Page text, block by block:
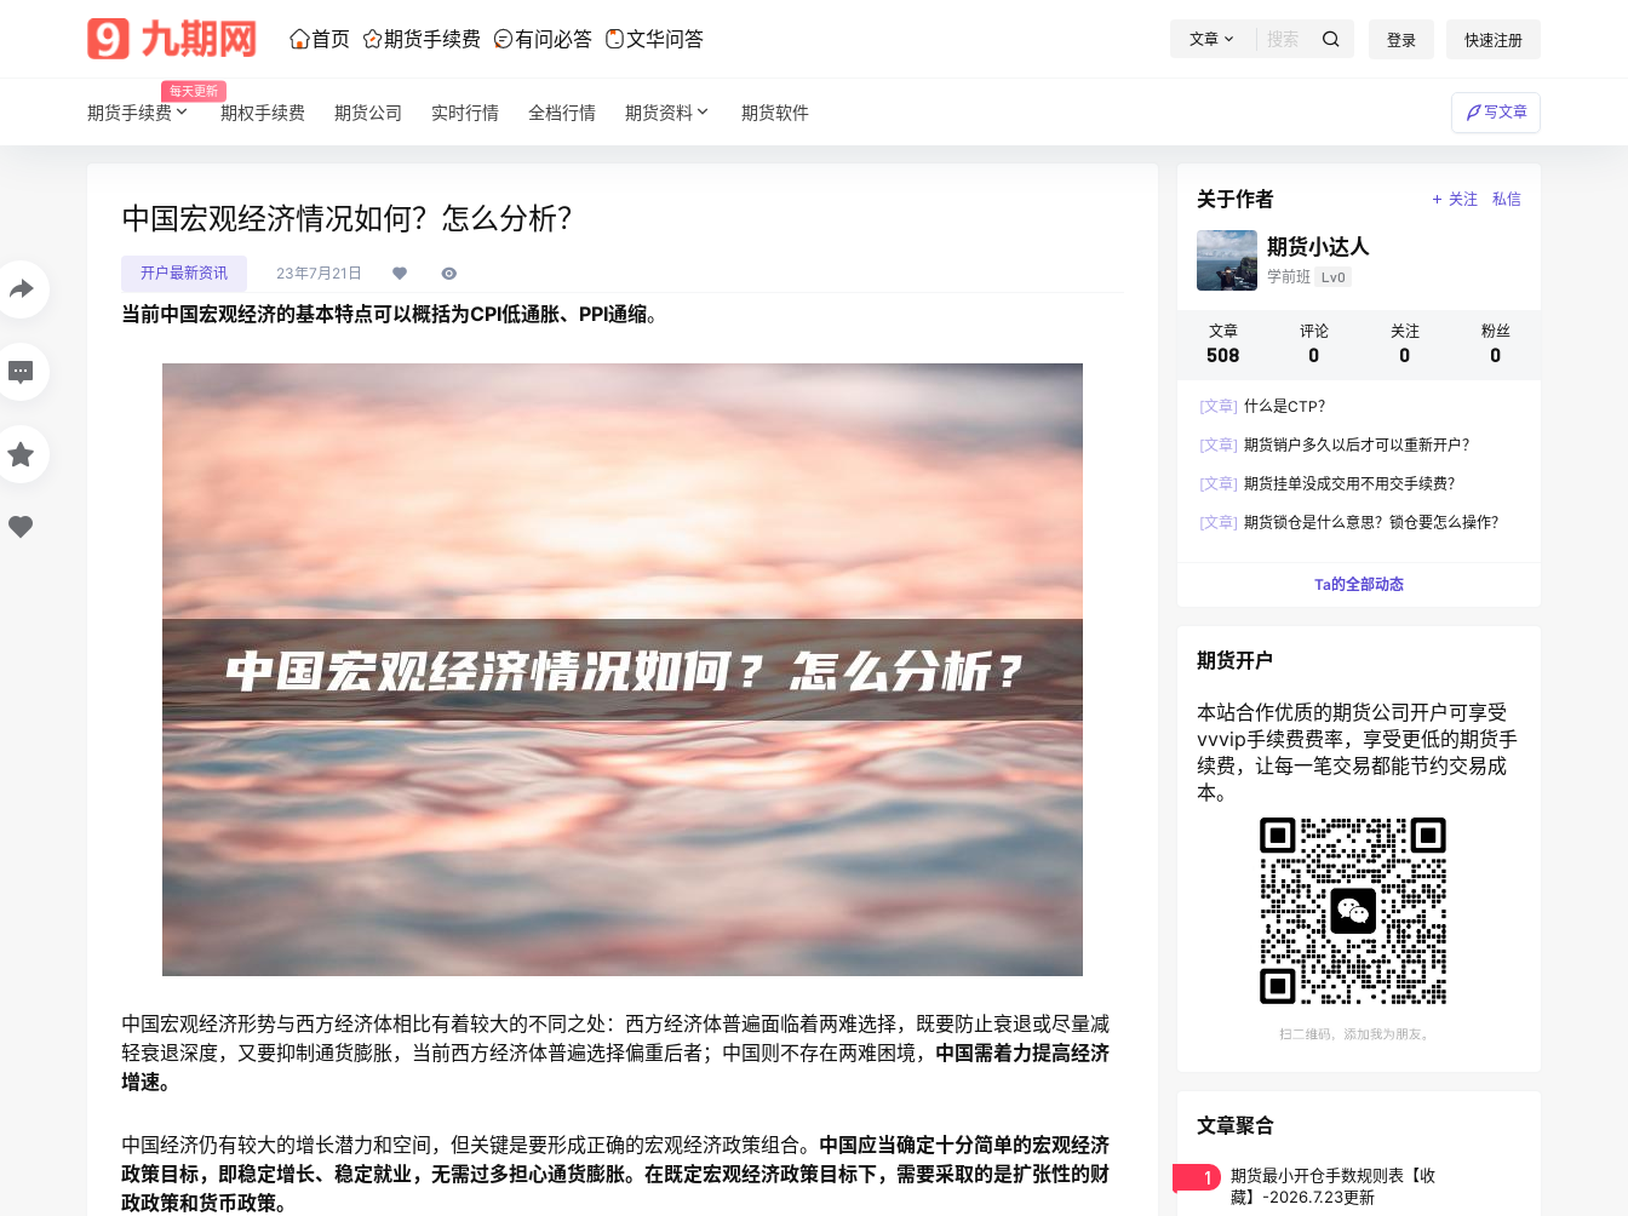
首页 期货手续费 有问必答 文华问答 文章 登录 快速注册
期货手续费
每天更新
期权手续费 期货公司 实时行情 全档行情 期货资料 期货软件 写文章
中国宏观经济情况如何？怎么分析？
开户最新资讯 23年7月21日
当前中国宏观经济的基本特点可以概括为CPI低通胀、PPI通缩。
中国宏观经济形势与西方经济体相比有着较大的不同之处：西方经济体普遍面临着两难选择，既要防止衰退或尽量减
轻衰退深度，又要抑制通货膨胀，当前西方经济体普遍选择偏重后者；中国则不存在两难困境， 中国需着力提高经济
增速。
中国经济仍有较大的增长潜力和空间，但关键是要形成正确的宏观经济政策组合。 中国应当确定十分简单的宏观经济
政策目标，即稳定增长、稳定就业，无需过多担心通货膨胀。在既定宏观经济政策目标下，需要采取的是扩张性的财
政政策和货币政策。
关于作者 关注 私信
期货小达人
学前班 Lv0
文章
508
评论
0
关注
0
粉丝
0
[文章] 什么是CTP？
[文章] 期货销户多久以后才可以重新开户？
[文章] 期货挂单没成交用不用交手续费？
[文章] 期货锁仓是什么意思？锁仓要怎么操作？
Ta的全部动态
期货开户
本站合作优质的期货公司开户可享受
vvvip手续费费率，享受更低的期货手
续费，让每一笔交易都能节约交易成
本。
文章聚合
1
期货最小开仓手数规则表【收
藏】-2026.7.23更新